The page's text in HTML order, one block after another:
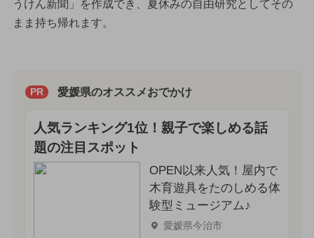
うけん新聞」を作成でき、夏休みの自由研究としてその
まま持ち帰れます。
PR 愛媛県のオススメおでかけ
人気ランキング1位！親子で楽しめる話
題の注目スポット
OPEN以来人気！屋内で
木育遊具をたのしめる体
験型ミュージアム♪
愛媛県今治市